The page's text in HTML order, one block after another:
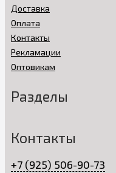
Доставка
Оплата
Контакты
Рекламации
Оптовикам
Разделы
Контакты
+7 (925) 506-90-73